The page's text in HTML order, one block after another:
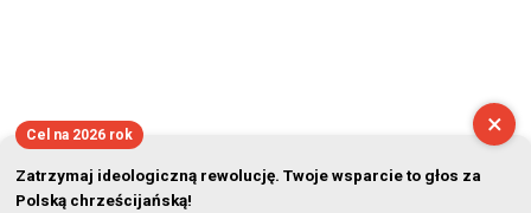
×
Cel na 2026 rok
Zatrzymaj ideologiczną rewolucję. Twoje wsparcie to głos za
Polską chrześcijańską!